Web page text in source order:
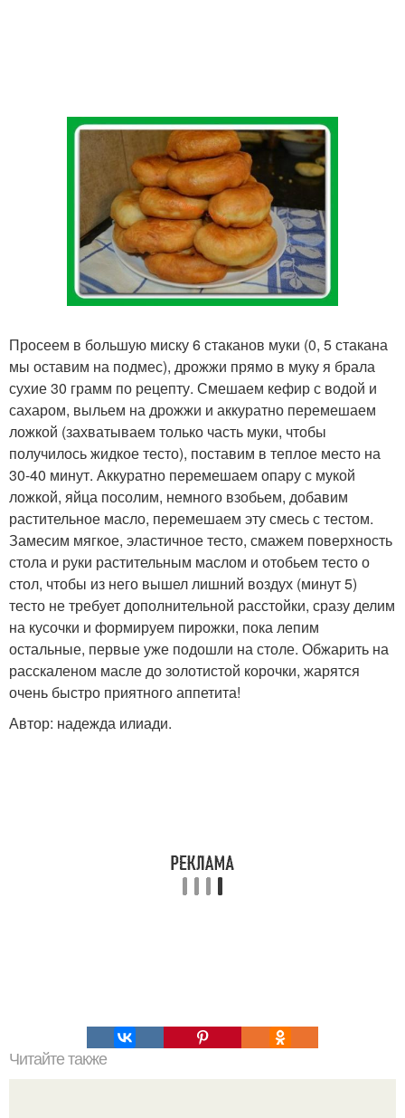
Просеем в большую миску 6 стаканов муки (0, 5 стакана
мы оставим на подмес), дрожжи прямо в муку я брала
сухие 30 грамм по рецепту. Смешаем кефир с водой и
сахаром, выльем на дрожжи и аккуратно перемешаем
ложкой (захватываем только часть муки, чтобы
получилось жидкое тесто), поставим в теплое место на
30-40 минут. Аккуратно перемешаем опару с мукой
ложкой, яйца посолим, немного взобьем, добавим
растительное масло, перемешаем эту смесь с тестом.
Замесим мягкое, эластичное тесто, смажем поверхность
стола и руки растительным маслом и отобьем тесто о
стол, чтобы из него вышел лишний воздух (минут 5)
тесто не требует дополнительной расстойки, сразу делим
на кусочки и формируем пирожки, пока лепим
остальные, первые уже подошли на столе. Обжарить на
расскаленом масле до золотистой корочки, жарятся
очень быстро приятного аппетита!
Автор: надежда илиади.
Читайте также